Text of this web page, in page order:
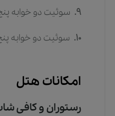
9. سوئیت دو خوابه
10. سوئیت دو خوابه
امکانات هتل
رستوران و کافی